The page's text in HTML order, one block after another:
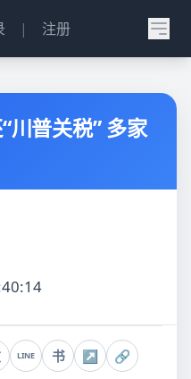
| 注册
川普关税” 多家
LINE 书 ↗ 🔗